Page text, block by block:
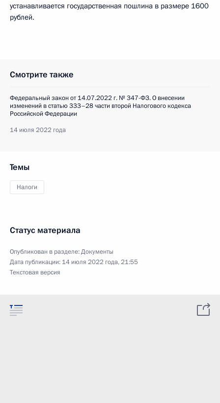
устанавливается государственная пошлина в размере 1600
рублей.
Смотрите также
Федеральный закон от 14.07.2022 г. № 347-ФЗ. О внесении
изменений в статью 333–28 части второй Налогового кодекса
Российской Федерации
14 июля 2022 года
Темы
Налоги
Статус материала
Опубликован в разделе:Документы
Дата публикации: 14 июля 2022 года, 21:55
Текстовая версия